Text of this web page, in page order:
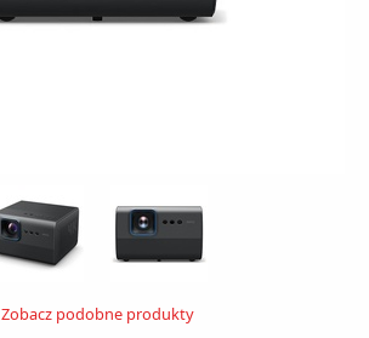
Zobacz podobne produkty